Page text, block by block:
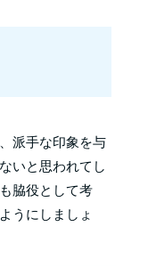
派手な印象を与
いと思われてし
脇役として考
うにしましょ